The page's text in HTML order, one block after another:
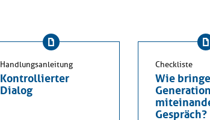
Handlungsanleitung
Kontrollierter
Dialog
Checkliste
Wie
Gespräch?